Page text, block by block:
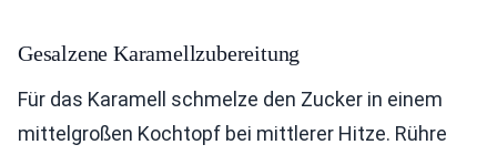
Gesalzene Karamellzubereitung
Für das Karamell schmelze den Zucker in einem
mittelgroßen Kochtopf bei mittlerer Hitze. Rühre